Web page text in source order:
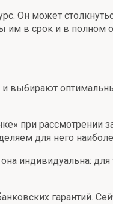
Он может
им в срок и в
при рассмотрении
для него
индивидуальна: для
гарантий.